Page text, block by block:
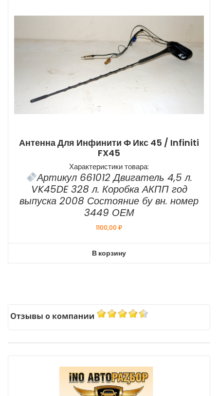
Антенна Для Инфинити Ф Икс 45 / Infiniti
FX45
Характеристики товара:
Артикул 661012 Двигатель 4,5 л.
VK45DE 328 л. Коробка АКПП год
выпуска 2008 Состояние бу вн. номер
3449 ОЕМ
1100,00₽
В корзину